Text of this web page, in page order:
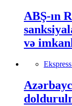
ABŞ-ın
və